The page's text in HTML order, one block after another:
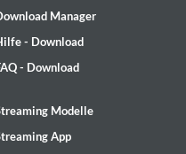
Manager
- Download
- Download
Modelle
App